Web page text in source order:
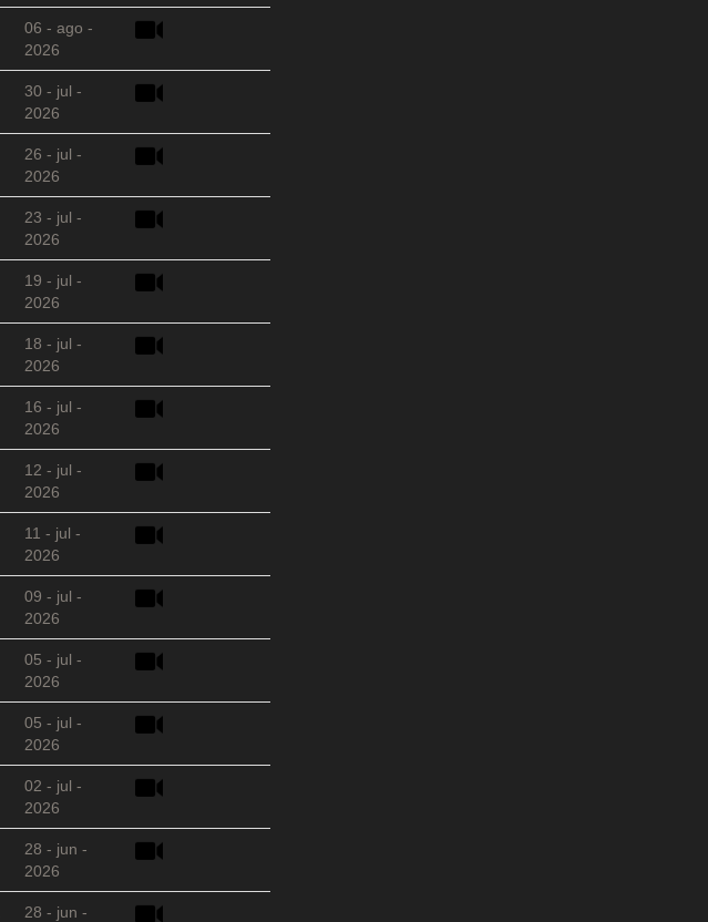
06 - ago -
2026
30 - jul -
2026
26 - jul -
2026
23 - jul -
2026
19 - jul -
2026
18 - jul -
2026
16 - jul -
2026
12 - jul -
2026
11 - jul -
2026
09 - jul -
2026
05 - jul -
2026
05 - jul -
2026
02 - jul -
2026
28 - jun -
2026
28 - jun -